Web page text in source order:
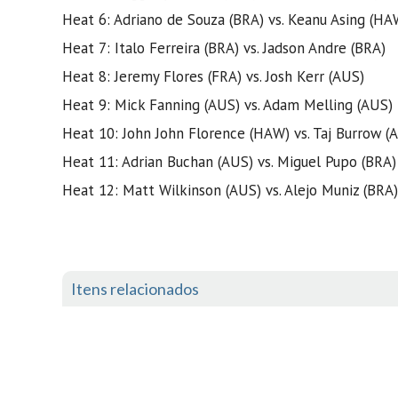
Heat 6: Adriano de Souza (BRA) vs. Keanu Asing
Heat 7: Italo Ferreira (BRA) vs. Jadson Andre (BRA)
Heat 8: Jeremy Flores (FRA) vs. Josh Kerr (AUS)
Heat 9: Mick Fanning (AUS) vs. Adam Melling (AUS)
Heat 10: John John Florence (HAW) vs. Taj Burrow
Heat 11: Adrian Buchan (AUS) vs. Miguel Pupo (BRA)
Heat 12: Matt Wilkinson (AUS) vs. Alejo Muniz (BRA)
Itens relacionados